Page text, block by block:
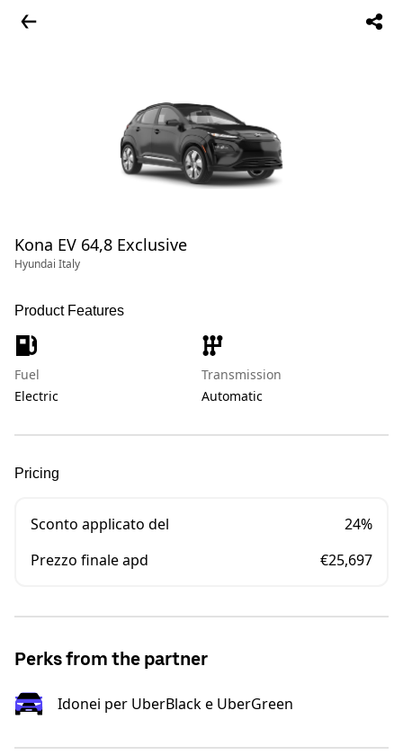
Kona EV 64,8 Exclusive
Hyundai Italy
Product Features
Fuel
Electric
Transmission
Automatic
Pricing
Sconto applicato del
24%
Prezzo finale apd
€25,697
Perks from the partner
Idonei per UberBlack e UberGreen